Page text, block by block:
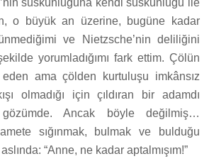
o büyük an üzerine, bugüne kadar
ve Nietzsche’nin deliliğini
yorumladığımı fark ettim. Çölün
ama çölden kurtuluşu imkânsız
olmadığı için çıldıran bir adamdı
Ancak böyle değilmiş…
sığınmak, bulmak ve bulduğu
“Anne, ne kadar aptalmışım!”